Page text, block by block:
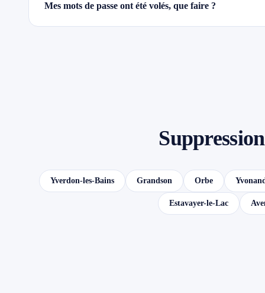
Mes mots de passe ont été volés, que faire ?
Yverdon-les-Bains Grandson Orbe
Estavayer-le-Lac